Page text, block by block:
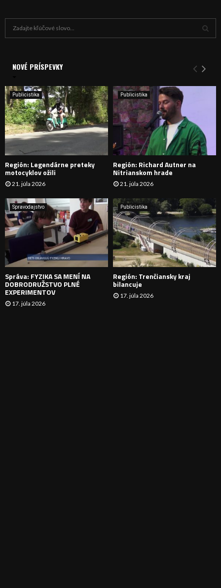
i
e
:
Y
H
D
A
N
I
E
NOVÉ PRÍSPEVKY
Publicistika
Región: Legendárne preteky
motocyklov ožili
21. júla 2026
Publicistika
Región: Richard Autner na
Nitrianskom hrade
21. júla 2026
Spravodajstvo
Správa: FYZIKA SA MENÍ NA
DOBRODRUŽSTVO PLNÉ
EXPERIMENTOV
17. júla 2026
Publicistika
Región: Trenčiansky kraj
bilancuje
17. júla 2026